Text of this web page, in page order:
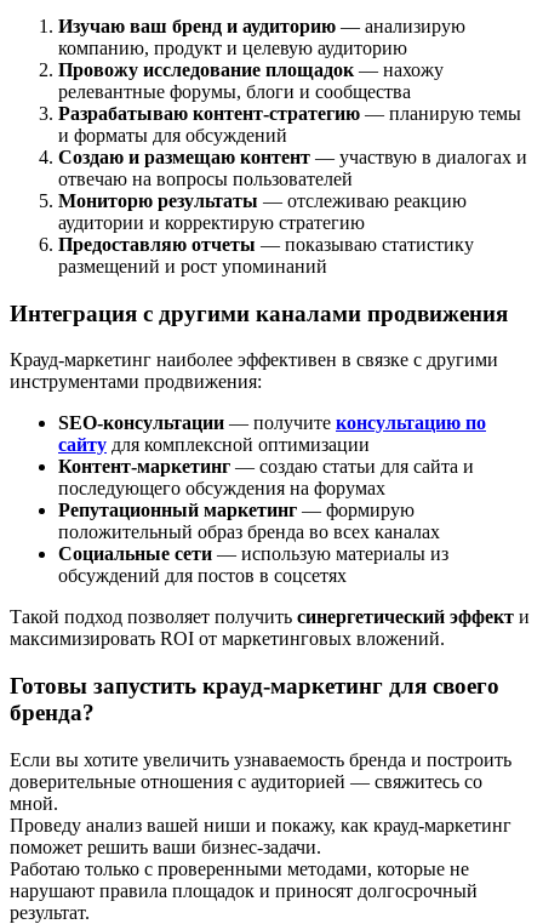
Изучаю ваш бренд и аудиторию — анализирую
компанию, продукт и целевую аудиторию
Провожу исследование площадок — нахожу
релевантные форумы, блоги и сообщества
Разрабатываю контент-стратегию — планирую темы
и форматы для обсуждений
Создаю и размещаю контент — участвую в диалогах и
отвечаю на вопросы пользователей
Мониторю результаты — отслеживаю реакцию
аудитории и корректирую стратегию
Предоставляю отчеты — показываю статистику
размещений и рост упоминаний
Интеграция с другими каналами продвижения
Крауд-маркетинг наиболее эффективен в связке с другими
инструментами продвижения:
SEO-консультации — получите консультацию по
сайту для комплексной оптимизации
Контент-маркетинг — создаю статьи для сайта и
последующего обсуждения на форумах
Репутационный маркетинг — формирую
положительный образ бренда во всех каналах
Социальные сети — использую материалы из
обсуждений для постов в соцсетях
Такой подход позволяет получить синергетический эффект и
максимизировать ROI от маркетинговых вложений.
Готовы запустить крауд-маркетинг для своего
бренда?
Если вы хотите увеличить узнаваемость бренда и построить
доверительные отношения с аудиторией — свяжитесь со
мной.
Проведу анализ вашей ниши и покажу, как крауд-маркетинг
поможет решить ваши бизнес-задачи.
Работаю только с проверенными методами, которые не
нарушают правила площадок и приносят долгосрочный
результат.